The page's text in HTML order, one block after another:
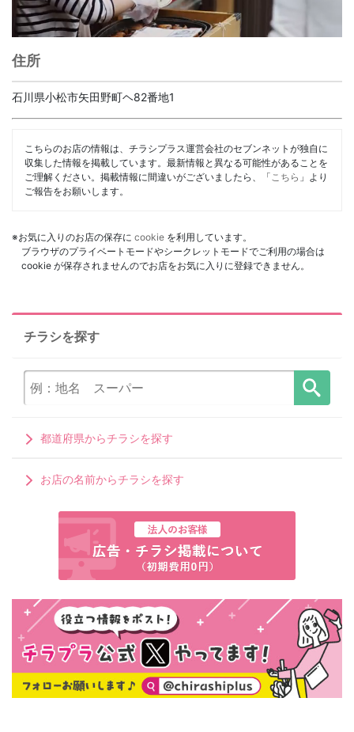
住所
石川県小松市矢田野町ヘ82番地1
こちらのお店の情報は、チラシプラス運営会社のセブンネットが独自に
収集した情報を掲載しています。最新情報と異なる可能性があることを
ご理解ください。掲載情報に間違いがございましたら、「 こちら 」より
ご報告をお願いします。
※お気に入りのお店の保存に cookie を利用しています。
ブラウザのプライベートモードやシークレットモードでご利用の場合は
cookie が保存されませんのでお店をお気に入りに登録できません。
チラシを探す
都道府県からチラシを探す
お店の名前からチラシを探す